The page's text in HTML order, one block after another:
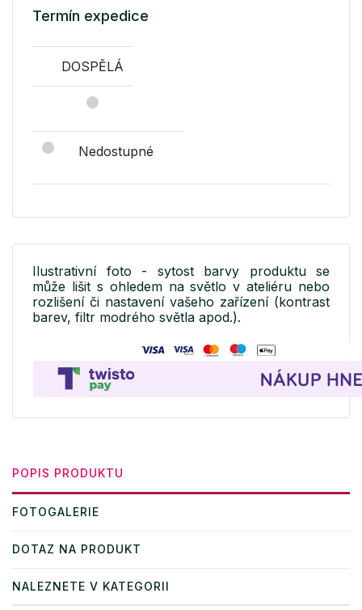
Termín expedice
DOSPĚLÁ
Nedostupné
Ilustrativní foto - sytost barvy produktu se
může lišit s ohledem na světlo v ateliéru nebo
rozlišení či nastavení vašeho zařízení (kontrast
barev, filtr modrého světla apod.).
POPIS PRODUKTU
FOTOGALERIE
DOTAZ NA PRODUKT
NALEZNETE V KATEGORII